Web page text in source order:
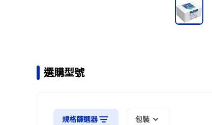
選購型號
規格篩選器 包裝